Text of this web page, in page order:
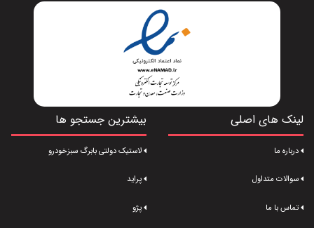
لینک های اصلی
درباره ما
سوالات متداول
تماس با ما
بیشترین جستجو ها
لاستیک دولتی بابرگ سبزخودرو
پراید
پژو